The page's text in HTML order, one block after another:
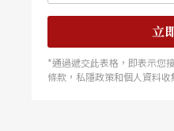
立
*通過遞交此表格，即表示您
條款，私隱政策和個人資料收